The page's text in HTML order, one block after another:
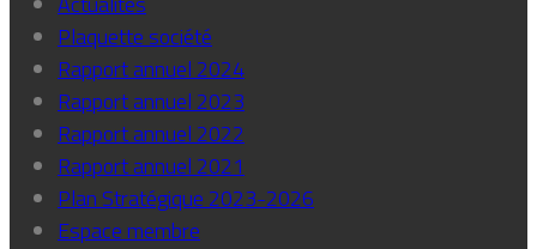
Plaquette société
Rapport annuel 2024
Rapport annuel 2023
Rapport annuel 2022
Rapport annuel 2021
Plan Stratégique 2023-2026
Espace membre